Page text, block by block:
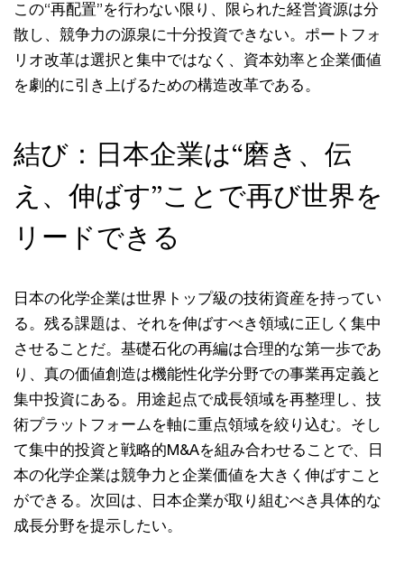
この“再配置”を行わない限り、限られた経営資源は分
散し、競争力の源泉に十分投資できない。ポートフォ
リオ改革は選択と集中ではなく、資本効率と企業価値
を劇的に引き上げるための構造改革である。
結び：日本企業は“磨き、伝
え、伸ばす”ことで再び世界を
リードできる
日本の化学企業は世界トップ級の技術資産を持ってい
る。残る課題は、それを伸ばすべき領域に正しく集中
させることだ。基礎石化の再編は合理的な第一歩であ
り、真の価値創造は機能性化学分野での事業再定義と
集中投資にある。用途起点で成長領域を再整理し、技
術プラットフォームを軸に重点領域を絞り込む。そし
て集中的投資と戦略的M&Aを組み合わせることで、日
本の化学企業は競争力と企業価値を大きく伸ばすこと
ができる。次回は、日本企業が取り組むべき具体的な
成長分野を提示したい。